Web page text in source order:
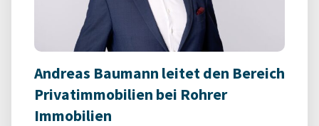
Andreas Baumann leitet den Bereich
Privatimmobilien bei Rohrer
Immobilien